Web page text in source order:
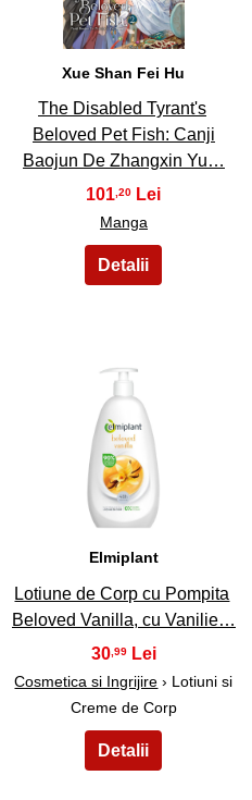
Xue Shan Fei Hu
The Disabled Tyrant's
Beloved Pet Fish: Canji
Baojun De Zhangxin Yu…
101,20
Manga
11
Elmiplant
Lotiune de Corp cu Pompita
Beloved Vanilla, cu Vanilie…
30,99
Cosmetica si Ingrijire › Lotiuni si
Creme de Corp